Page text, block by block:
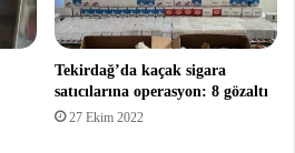
Tekirdağ’da kaçak sigara
satıcılarına operasyon: 8 gözaltı
27 Ekim 2022